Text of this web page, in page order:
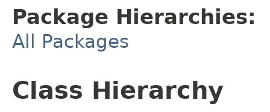
Package Hierarchies:
All Packages
Class Hierarchy